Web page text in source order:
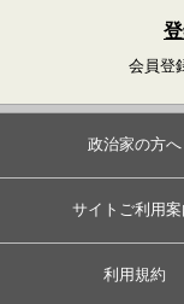
会員登
政治家の方へ
サイトご利用案
利用規約